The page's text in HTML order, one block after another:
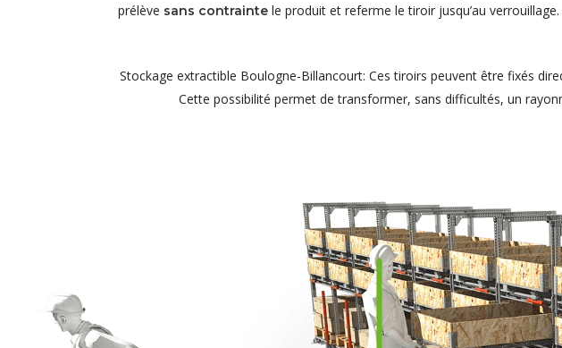
prélève sans contrainte le produit et referme le tiroir jusqu’au verrouillage.
Stockage extractible Boulogne-Billancourt: Ces tiroirs peuvent être fixés
Cette possibilité permet de transformer, sans difficultés, un